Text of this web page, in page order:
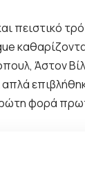
πειστικό
Άστον
φορά